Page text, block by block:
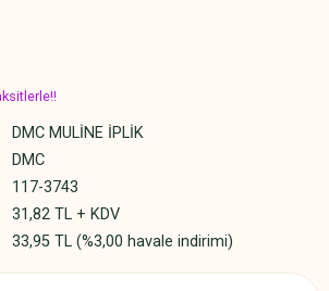
DMC MULİNE İPLİK
DMC
117-3743
31,82 TL + KDV
33,95 TL (%3,00 havale indirimi)